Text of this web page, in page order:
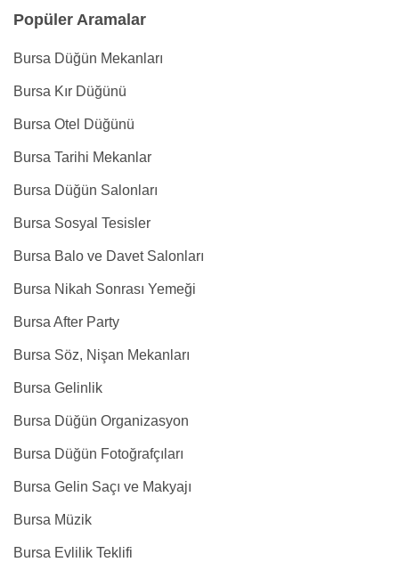
Popüler Aramalar
Bursa Düğün Mekanları
Bursa Kır Düğünü
Bursa Otel Düğünü
Bursa Tarihi Mekanlar
Bursa Düğün Salonları
Bursa Sosyal Tesisler
Bursa Balo ve Davet Salonları
Bursa Nikah Sonrası Yemeği
Bursa After Party
Bursa Söz, Nişan Mekanları
Bursa Gelinlik
Bursa Düğün Organizasyon
Bursa Düğün Fotoğrafçıları
Bursa Gelin Saçı ve Makyajı
Bursa Müzik
Bursa Evlilik Teklifi